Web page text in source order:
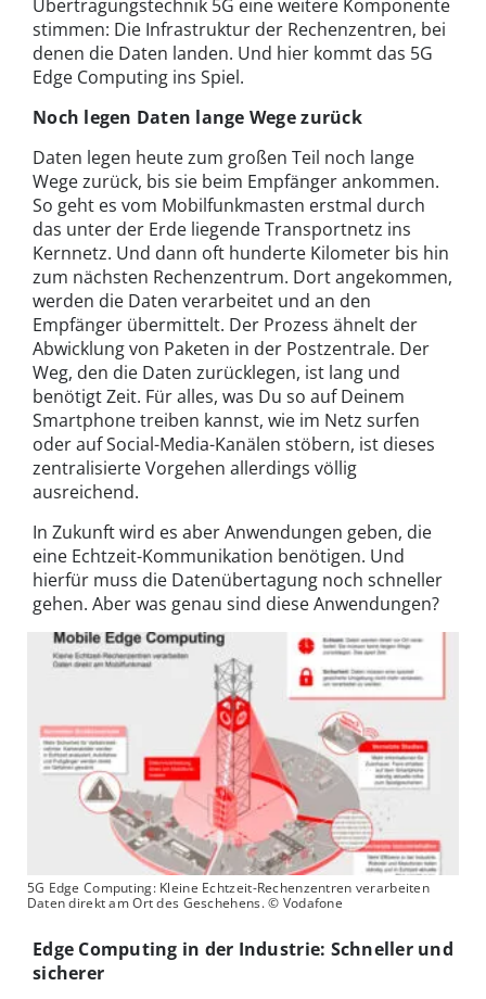
Übertragungstechnik 5G eine weitere Komponente
stimmen: Die Infrastruktur der Rechenzentren, bei
denen die Daten landen. Und hier kommt das 5G
Edge Computing ins Spiel.
Noch legen Daten lange Wege zurück
Daten legen heute zum großen Teil noch lange
Wege zurück, bis sie beim Empfänger ankommen.
So geht es vom Mobilfunkmasten erstmal durch
das unter der Erde liegende Transportnetz ins
Kernnetz. Und dann oft hunderte Kilometer bis hin
zum nächsten Rechenzentrum. Dort angekommen,
werden die Daten verarbeitet und an den
Empfänger übermittelt. Der Prozess ähnelt der
Abwicklung von Paketen in der Postzentrale. Der
Weg, den die Daten zurücklegen, ist lang und
benötigt Zeit. Für alles, was Du so auf Deinem
Smartphone treiben kannst, wie im Netz surfen
oder auf Social-Media-Kanälen stöbern, ist dieses
zentralisierte Vorgehen allerdings völlig
ausreichend.
In Zukunft wird es aber Anwendungen geben, die
eine Echtzeit-Kommunikation benötigen. Und
hierfür muss die Datenübertagung noch schneller
gehen. Aber was genau sind diese Anwendungen?
5G Edge Computing: Kleine Echtzeit-Rechenzentren verarbeiten
Daten direkt am Ort des Geschehens. © Vodafone
Edge Computing in der Industrie: Schneller und
sicherer